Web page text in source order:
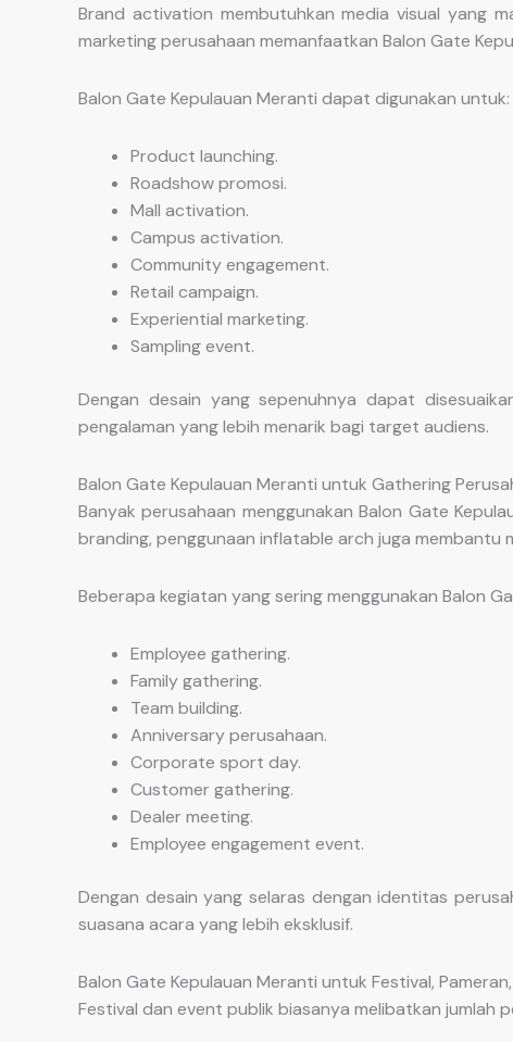
Brand activation membutuhkan media visual yang
marketing perusahaan memanfaatkan Balon Gate
Balon Gate Kepulauan Meranti dapat digunakan untuk:
Product launching.
Roadshow promosi.
Mall activation.
Campus activation.
Community engagement.
Retail campaign.
Experiential marketing.
Sampling event.
Dengan desain yang sepenuhnya dapat
pengalaman yang lebih menarik bagi target audiens.
Balon Gate Kepulauan Meranti untuk Gathering
Banyak perusahaan menggunakan Balon Gate
branding, penggunaan inflatable arch juga membantu
Beberapa kegiatan yang sering menggunakan Balon
Employee gathering.
Family gathering.
Team building.
Anniversary perusahaan.
Corporate sport day.
Customer gathering.
Dealer meeting.
Employee engagement event.
Dengan desain yang selaras dengan identitas
suasana acara yang lebih eksklusif.
Balon Gate Kepulauan Meranti untuk Festival,
Festival dan event publik biasanya melibatkan jumlah